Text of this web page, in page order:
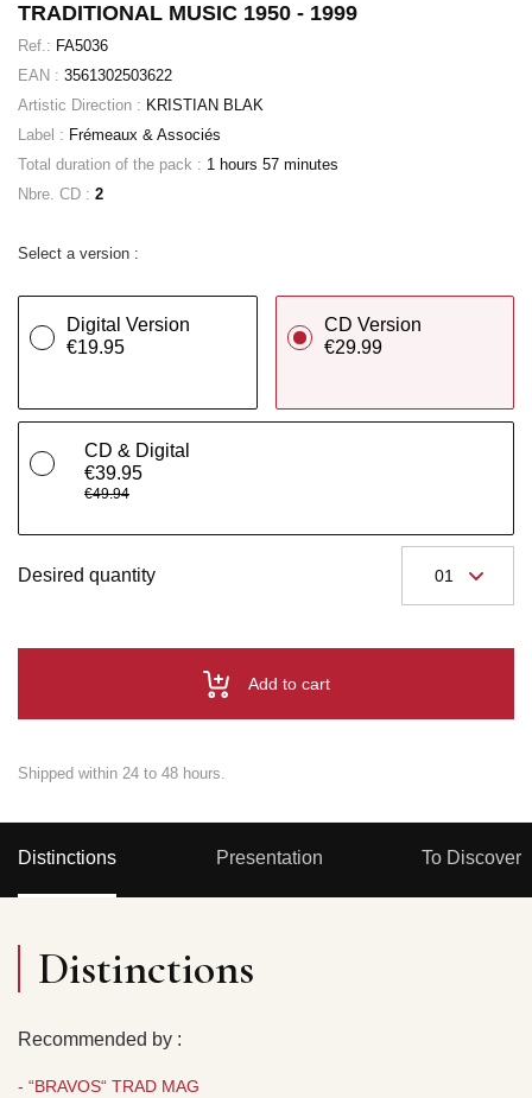
TRADITIONAL MUSIC 1950 - 1999
Ref.: FA5036
EAN : 3561302503622
Artistic Direction : KRISTIAN BLAK
Label : Frémeaux & Associés
Total duration of the pack : 1 hours 57 minutes
Nbre. CD : 2
Select a version :
Digital Version
€19.95
CD Version
€29.99
CD & Digital
€39.95
€49.94
Desired quantity
Add to cart
Shipped within 24 to 48 hours.
Distinctions Presentation To Discover
Distinctions
Recommended by :
- “BRAVOS“ TRAD MAG